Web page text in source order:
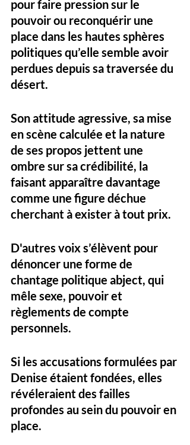
pour faire pression sur le
pouvoir ou reconquérir une
place dans les hautes sphères
politiques qu’elle semble avoir
perdues depuis sa traversée du
désert.
Son attitude agressive, sa mise
en scène calculée et la nature
de ses propos jettent une
ombre sur sa crédibilité, la
faisant apparaître davantage
comme une figure déchue
cherchant à exister à tout prix.
D'autres voix s’élèvent pour
dénoncer une forme de
chantage politique abject, qui
mêle sexe, pouvoir et
règlements de compte
personnels.
Si les accusations formulées par
Denise étaient fondées, elles
révéleraient des failles
profondes au sein du pouvoir en
place.